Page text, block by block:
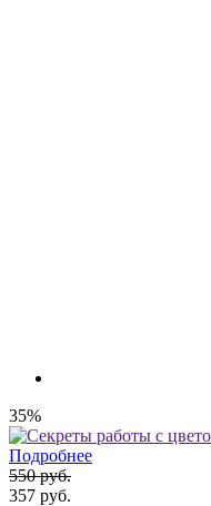
35%
Подробнее
550 руб.
357 руб.